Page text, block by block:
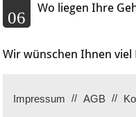
06
Wo liegen Ihre
Wir wünschen Ihnen viel
Impressum AGB